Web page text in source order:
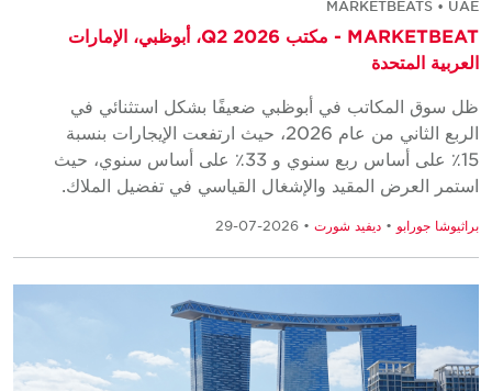
MARKETBEATS • UAE
MARKETBEAT - مكتب Q2 2026، أبوظبي، الإمارات
العربية المتحدة
ظل سوق المكاتب في أبوظبي ضعيفًا بشكل استثنائي في
الربع الثاني من عام 2026، حيث ارتفعت الإيجارات بنسبة
15٪ على أساس ربع سنوي و 33٪ على أساس سنوي، حيث
استمر العرض المقيد والإشغال القياسي في تفضيل الملاك.
براثيوشا جورابو • ديفيد شورت • 2026-07-29